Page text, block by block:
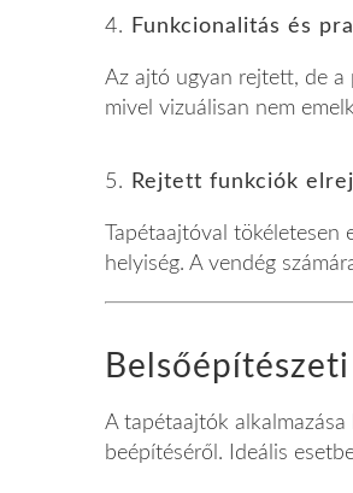
4. Funkcionalitás és
Az ajtó ugyan rejtett, de a
mivel vizuálisan nem
5. Rejtett funkciók
Tapétaajtóval
helyiség. A vendég
A tapétaajtók
beépítéséről. Ideális